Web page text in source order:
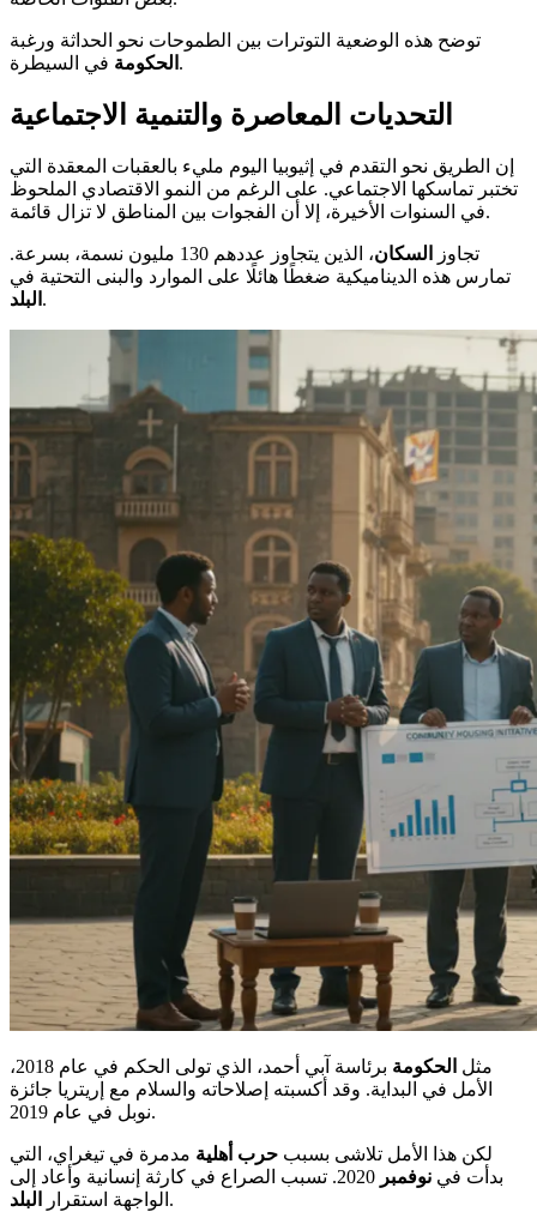
توضح هذه الوضعية التوترات بين الطموحات نحو الحداثة ورغبة
الحكومة في السيطرة.
التحديات المعاصرة والتنمية الاجتماعية
إن الطريق نحو التقدم في إثيوبيا اليوم مليء بالعقبات المعقدة التي
تختبر تماسكها الاجتماعي. على الرغم من النمو الاقتصادي الملحوظ
في السنوات الأخيرة، إلا أن الفجوات بين المناطق لا تزال قائمة.
تجاوز السكان
، الذين يتجاوز عددهم 130 مليون نسمة، بسرعة.
تمارس هذه الديناميكية ضغطًا هائلًا على الموارد والبنى التحتية في
البلد .
مثل الحكومة
برئاسة آبي أحمد، الذي تولى الحكم في عام 2018،
الأمل في البداية. وقد أكسبته إصلاحاته والسلام مع إريتريا جائزة
نوبل في عام 2019.
لكن هذا الأمل تلاشى بسبب حرب أهلية مدمرة في تيغراي، التي
بدأت في نوفمبر
2020. تسبب الصراع في كارثة إنسانية وأعاد إلى
الواجهة استقرار
البلد .